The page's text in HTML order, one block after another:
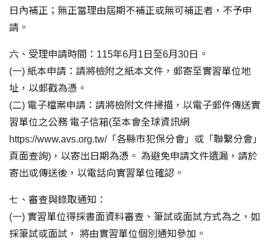
日內補正；無正當理由屆期不補正或無可補正者，不予申
請。
六、受理申請時間：115年6月1日至6月30日。
(一) 紙本申請：請將檢附之紙本文件，郵寄至實習單位地
址，以郵戳為憑。
(二) 電子檔案申請：請將檢附文件掃描，以電子郵件傳送實
習單位之公務 電子信箱(至本會全球資訊網
https://www.avs.org.tw/「各縣市犯保分會」或「聯繫分會」
頁面查詢)，以寄出日期為憑。 為避免申請文件遺漏，請於
寄出或傳送後，以電話向實習單位確認。
七、審查與錄取通知：
(一) 實習單位得採書面資料審查、筆試或面試方式為之，如
採筆試或面試， 將由實習單位個別通知參加。